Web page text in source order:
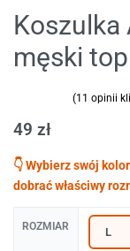
Koszulka
męski
(11 opinii
49 zł
ROZMIAR